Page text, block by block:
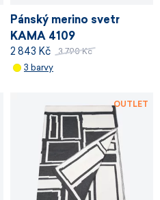
Pánský merino svetr
KAMA 4109
2 843 Kč 3 790 Kč
3 barvy
OUTLET